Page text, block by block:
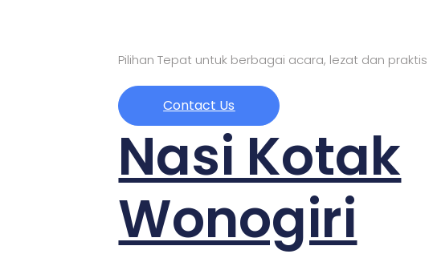
Pilihan Tepat untuk berbagai acara, lezat dan praktis
Contact Us
Nasi Kotak
Wonogiri